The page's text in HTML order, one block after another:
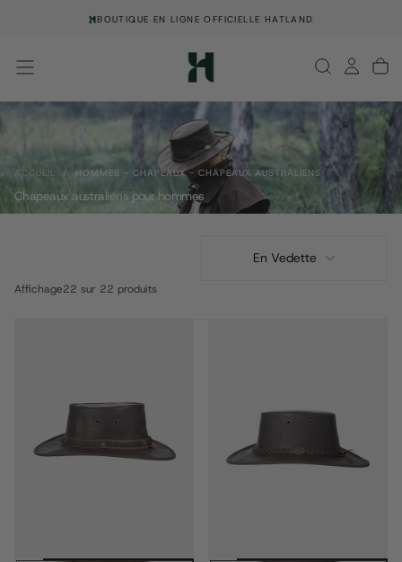
BOUTIQUE EN LIGNE OFFICIELLE HATLAND
ACCUEIL / HOMMES - CHAPEAUX - CHAPEAUX AUSTRALIENS
Chapeaux australiens pour hommes
En Vedette
Affichage22 sur 22 produits